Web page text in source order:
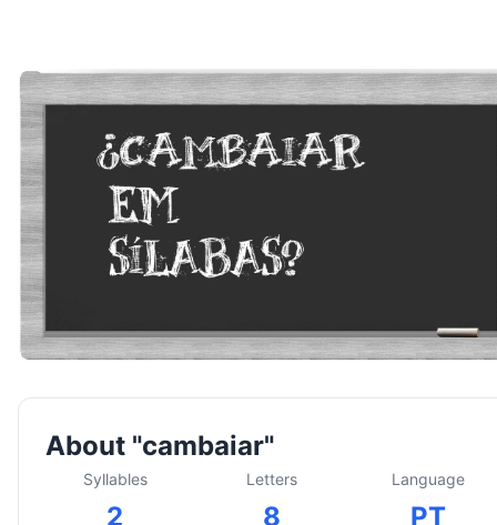
About "cambaiar"
Syllables
2
Letters
8
Language
PT